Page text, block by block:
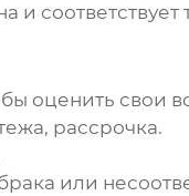
соответствует
оценить свои
рассрочка.
или